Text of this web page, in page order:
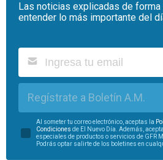
Las noticias explicadas de
entender lo más importante del
Regístrate a Boletín A.M.
Al someter tu correo electrónico, aceptas la
Condiciones de El Nuevo Día. Además,
especiales de productos o servicios de GFR
Podrás optar salirte de los boletines en